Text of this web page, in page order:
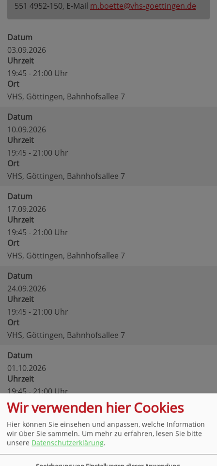
551 4952-150, E-Mail m.boette@vhs-goettingen.de
Datum
03.09.2026
Uhrzeit
19:45 - 21:00 Uhr
Ort
VHS, Göttingen, Bahnhofsallee 7
Datum
10.09.2026
Uhrzeit
19:45 - 21:00 Uhr
Ort
VHS, Göttingen, Bahnhofsallee 7
Datum
17.09.2026
Uhrzeit
19:45 - 21:00 Uhr
Ort
VHS, Göttingen, Bahnhofsallee 7
Datum
24.09.2026
Uhrzeit
19:45 - 21:00 Uhr
Ort
VHS, Göttingen, Bahnhofsallee 7
Datum
01.10.2026
Uhrzeit
19:45 - 21:00 Uhr
Ort
VHS, Göttingen, Bahnhofsallee 7
Datum
08.10.2026
Uhrzeit
Wir verwenden hier Cookies
Hier können Sie einsehen und anpassen, welche Information
wir über Sie sammeln. Um mehr zu erfahren, lesen Sie bitte
unsere Datenschutzerklärung.